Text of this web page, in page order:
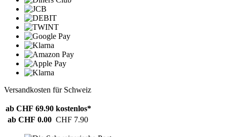
Versandkosten für Schweiz
ab CHF 69.90 kostenlos*
ab CHF 0.00 CHF 7.90